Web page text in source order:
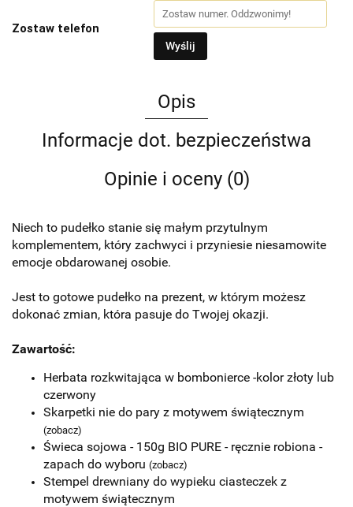
Zostaw telefon
Wyślij
Opis
Informacje dot. bezpieczeństwa
Opinie i oceny (0)
Niech to pudełko stanie się małym przytulnym
komplementem, który zachwyci i przyniesie niesamowite
emocje obdarowanej osobie.
Jest to gotowe pudełko na prezent, w którym możesz
dokonać zmian, która pasuje do Twojej okazji.
Zawartość:
Herbata rozkwitająca w bombonierce -kolor złoty lub
czerwony
Skarpetki nie do pary z motywem świątecznym
(zobacz)
Świeca sojowa - 150g BIO PURE - ręcznie robiona -
zapach do wyboru (zobacz)
Stempel drewniany do wypieku ciasteczek z
motywem świątecznym